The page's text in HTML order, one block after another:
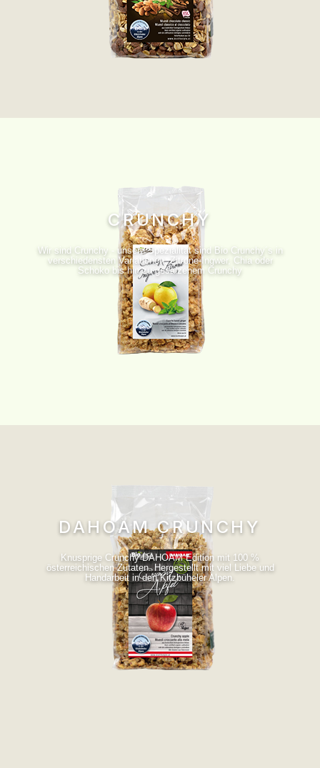
CRUNCHY
Wir sind Crunchy - unsere Spezialität sind Bio Crunchy´s in
verschiedensten Variationen. Zitrone-Ingwer, Chia oder
Schoko bis hin zu gesalzenem Crunchy
DAHOAM CRUNCHY
Knusprige Crunchy DAHOAM Edition mit 100 %
österreichischen Zutaten. Hergestellt mit viel Liebe und
Handarbeit in den Kitzbüheler Alpen.